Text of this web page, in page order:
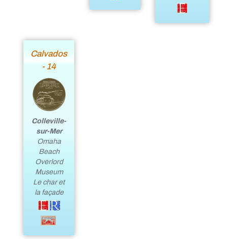
Calvados
- 14
Colleville-
sur-Mer
Omaha
Beach
Overlord
Museum
Le char et
la façade